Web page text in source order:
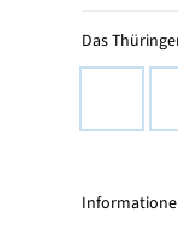
Das